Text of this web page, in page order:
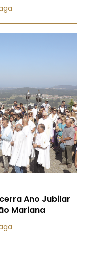
Ano Jubilar
Mariana